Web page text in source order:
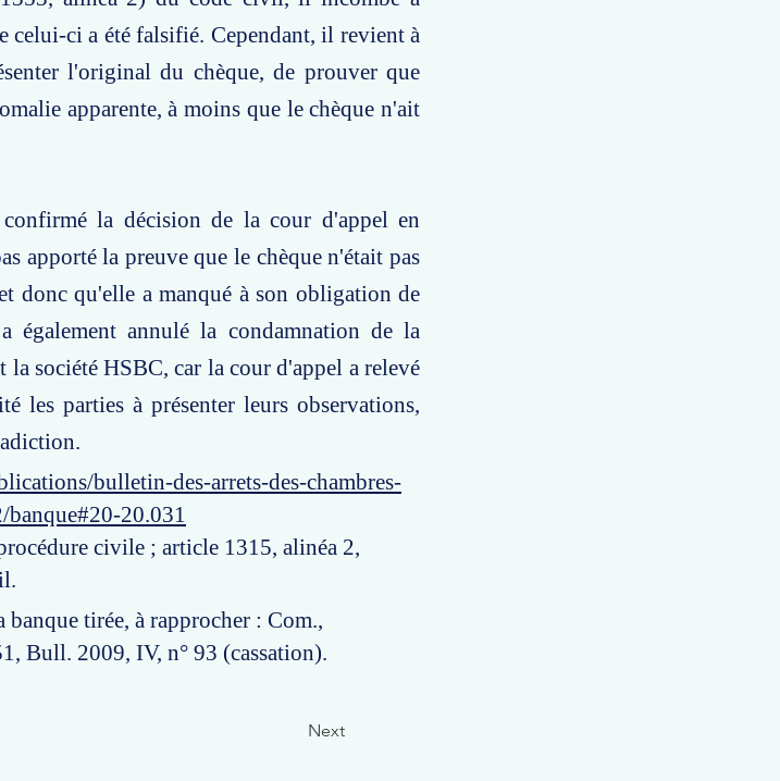
celui-ci a été falsifié. Cependant, il revient à
l'original du chèque, de prouver que
apparente, à moins que le chèque n'ait
la décision de la cour d'appel en
apporté la preuve que le chèque n'était pas
donc qu'elle a manqué à son obligation de
également annulé la condamnation de la
société HSBC, car la cour d'appel a relevé
les parties à présenter leurs observations,
bulletin-des-arrets-des-chambres-
20.031
civile ; article 1315, alinéa 2,
tirée, à rapprocher : Com.,
Bull. 2009, IV, n° 93 (cassation).
Next